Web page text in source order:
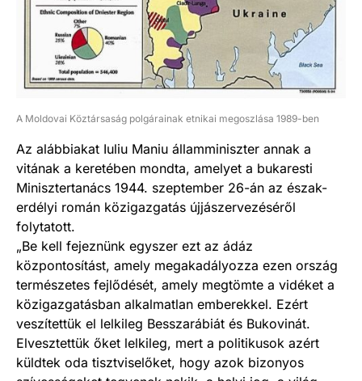
A Moldovai Köztársaság polgárainak etnikai megoszlása 1989-ben
Az alábbiakat Iuliu Maniu államminiszter annak a
vitának a keretében mondta, amelyet a bukaresti
Minisztertanács 1944. szeptember 26-án az észak-
erdélyi román közigazgatás újjászervezéséről
folytatott.
„Be kell fejeznünk egyszer ezt az ádáz
központosítást, amely megakadályozza ezen ország
természetes fejlődését, amely megtömte a vidéket a
közigazgatásban alkalmatlan emberekkel. Ezért
veszítettük el lelkileg Besszarábiát és Bukovinát.
Elvesztettük őket lelkileg, mert a politikusok azért
küldtek oda tisztviselőket, hogy azok bizonyos